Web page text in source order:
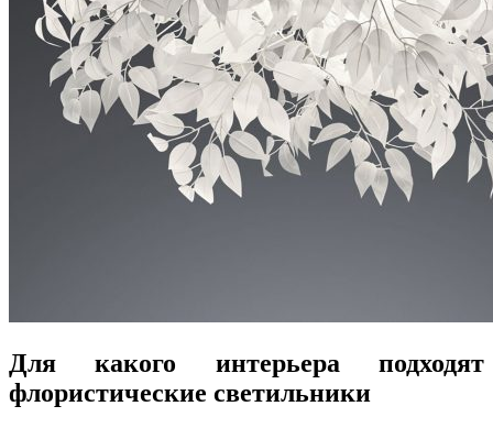
Для какого интерьера подходят
флористические светильники